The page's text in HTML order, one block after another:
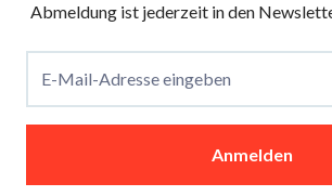
Abmeldung ist jederzeit in den
E-Mail-Adresse eingeben
Anmelden